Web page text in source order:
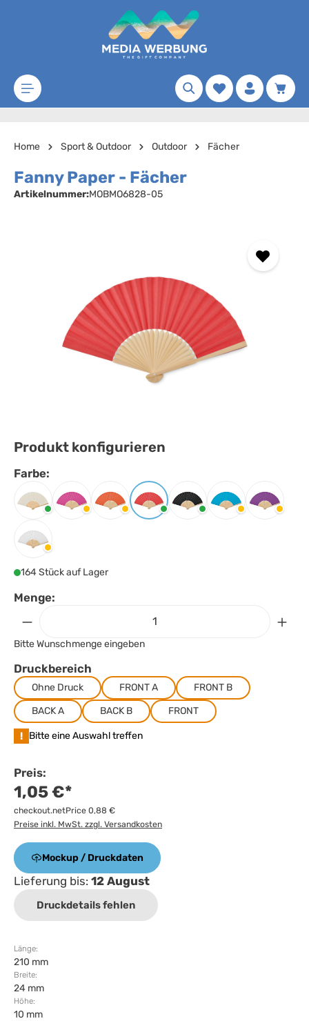
Zum Hauptinhalt springen
Merkzettel
Home Sport & Outdoor Outdoor Fächer
Fanny Paper - Fächer
Artikelnummer:MOBMO6828-05
Produkt konfigurieren
Farbe:
Farbe auswählen
Beige Fuchsie Orange Rot SchwarzTürkis Violett
Weiss
164 Stück auf Lager
Menge:
Bitte Wunschmenge eingeben
Druckbereich
Ohne Druck FRONT A
FRONT B
BACK A
BACK B FRONT
! Bitte eine Auswahl treffen
Preis:
1,05 €*
checkout.netPrice 0,88 €
Preise inkl. MwSt. zzgl. Versandkosten
Mockup / Druckdaten
Lieferung bis: 12 August
Druckdetails fehlen
Länge:
210 mm
Breite:
24 mm
Höhe:
10 mm